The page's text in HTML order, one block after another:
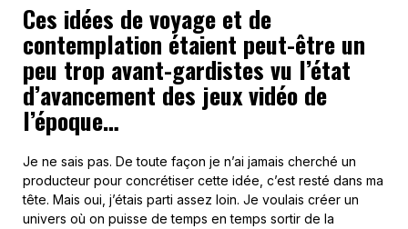
Ces idées de voyage et de
contemplation étaient peut-être un
peu trop avant-gardistes vu l’état
d’avancement des jeux vidéo de
l’époque…
Je ne sais pas. De toute façon je n’ai jamais cherché un
producteur pour concrétiser cette idée, c’est resté dans ma
tête. Mais oui, j’étais parti assez loin. Je voulais créer un
univers où on puisse de temps en temps sortir de la